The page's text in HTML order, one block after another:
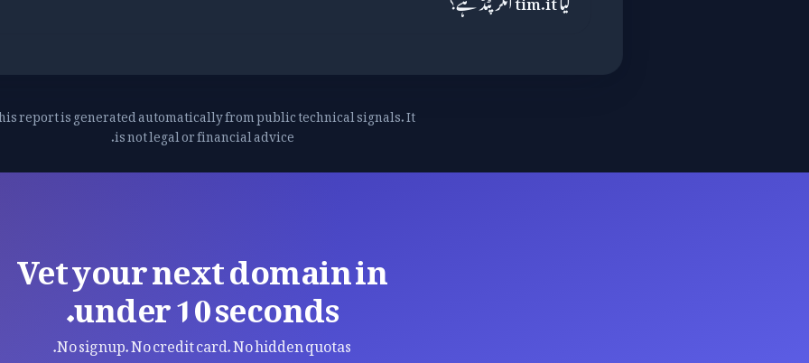
report is generated automatically from public technical signals. It
is not legal or financial advice.
Vet your next domain in
under 10 seconds.
No signup. No credit card. No hidden quotas.